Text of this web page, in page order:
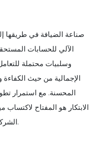
صناعة الضيافة في طريقها
الآلي للحسابات
وسلبيات محتملة
الإجمالية من حيث الكفاءة
المحسنة. مع استمرار
الابتكار هو المفتاح
الشركات لتحقيق النجاح على المدى الطويل.